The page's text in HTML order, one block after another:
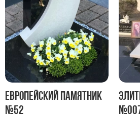
Памятники
Памятники из
Памятники
Памятники красно-
Памятники
Памятники
Памятники
Памятники из
Европейский памятник
№52